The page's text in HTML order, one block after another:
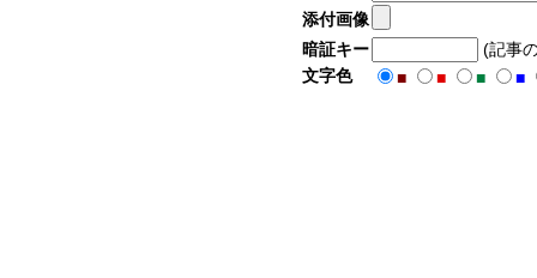
添付画像
暗証キー
(記事
文字色
■ ■ ■ ■